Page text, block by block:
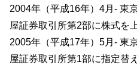
2004年（平成16年）4月- 東
屋証券取引所第2部に株式を
2005年（平成17年）5月- 東
屋証券取引所第1部に指定替え